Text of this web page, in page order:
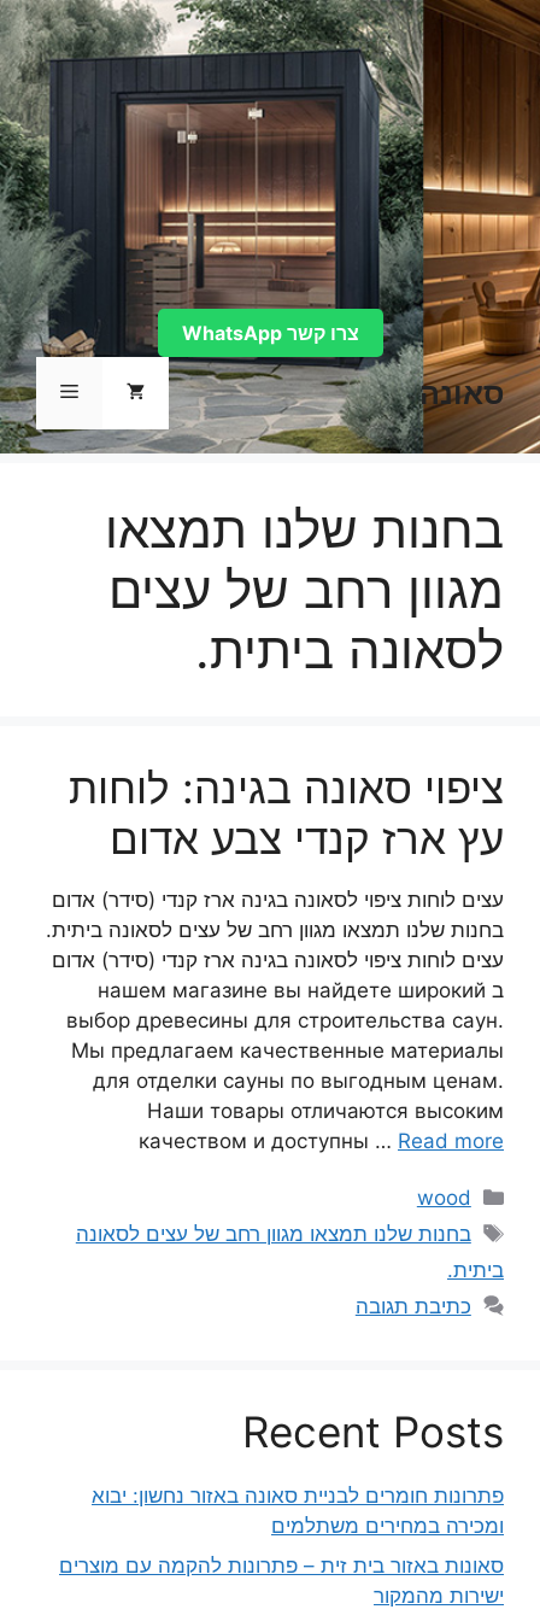
לדלג
לתוכן
סאונה תפריט
צרו קשר WhatsApp
בחנות שלנו תמצאו
מגוון רחב של עצים
לסאונה ביתית.
ציפוי סאונה בגינה: לוחות
עץ ארז קנדי צבע אדום
עצים לוחות ציפוי לסאונה בגינה ארז קנדי (סידר) אדום
בחנות שלנו תמצאו מגוון רחב של עצים לסאונה ביתית.
עצים לוחות ציפוי לסאונה בגינה ארז קנדי (סידר) אדום
ב нашем магазине вы найдете широкий
выбор древесины для строительства саун.
Мы предлагаем качественные материалы
для отделки сауны по выгодным ценам.
Наши товары отличаются высоким
качеством и доступны … Read more
קטגוריות
wood
תגיות
בחנות שלנו תמצאו מגוון רחב של עצים לסאונה
ביתית.
כתיבת תגובה
Recent Posts
פתרונות חומרים לבניית סאונה באזור נחשון: יבוא
ומכירה במחירים משתלמים
סאונות באזור בית זית – פתרונות להקמה עם מוצרים
ישירות מהמקור